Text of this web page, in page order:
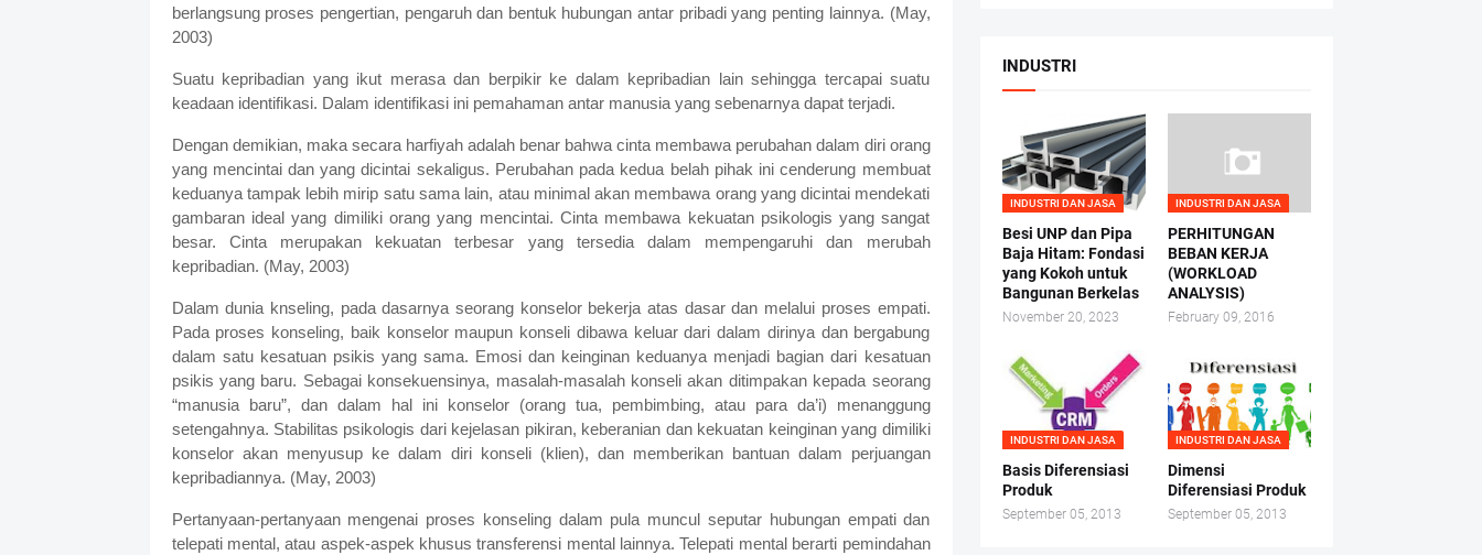
berlangsung proses pengertian, pengaruh dan bentuk hubungan antar pribadi yang penting lainnya. (May,
2003)
Suatu kepribadian yang ikut merasa dan berpikir ke dalam kepribadian lain sehingga tercapai suatu
keadaan identifikasi. Dalam identifikasi ini pemahaman antar manusia yang sebenarnya dapat terjadi.
Dengan demikian, maka secara harfiyah adalah benar bahwa cinta membawa perubahan dalam diri orang
yang mencintai dan yang dicintai sekaligus. Perubahan pada kedua belah pihak ini cenderung membuat
keduanya tampak lebih mirip satu sama lain, atau minimal akan membawa orang yang dicintai mendekati
gambaran ideal yang dimiliki orang yang mencintai. Cinta membawa kekuatan psikologis yang sangat
besar. Cinta merupakan kekuatan terbesar yang tersedia dalam mempengaruhi dan merubah
kepribadian. (May, 2003)
Dalam dunia knseling, pada dasarnya seorang konselor bekerja atas dasar dan melalui proses empati.
Pada proses konseling, baik konselor maupun konseli dibawa keluar dari dalam dirinya dan bergabung
dalam satu kesatuan psikis yang sama. Emosi dan keinginan keduanya menjadi bagian dari kesatuan
psikis yang baru. Sebagai konsekuensinya, masalah-masalah konseli akan ditimpakan kepada seorang
“manusia baru”, dan dalam hal ini konselor (orang tua, pembimbing, atau para da’i) menanggung
setengahnya. Stabilitas psikologis dari kejelasan pikiran, keberanian dan kekuatan keinginan yang dimiliki
konselor akan menyusup ke dalam diri konseli (klien), dan memberikan bantuan dalam perjuangan
kepribadiannya. (May, 2003)
Pertanyaan-pertanyaan mengenai proses konseling dalam pula muncul seputar hubungan empati dan
telepati mental, atau aspek-aspek khusus transferensi mental lainnya. Telepati mental berarti pemindahan
INDUSTRI
INDUSTRI DAN JASA
Besi UNP dan Pipa
Baja Hitam: Fondasi
yang Kokoh untuk
Bangunan Berkelas
November 20, 2023
INDUSTRI DAN JASA
PERHITUNGAN
BEBAN KERJA
(WORKLOAD
ANALYSIS)
February 09, 2016
INDUSTRI DAN JASA
Basis Diferensiasi
Produk
September 05, 2013
INDUSTRI DAN JASA
Dimensi
Diferensiasi Produk
September 05, 2013